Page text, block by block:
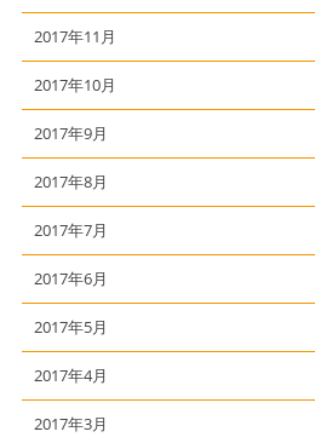
2017年11月
2017年10月
2017年9月
2017年8月
2017年7月
2017年6月
2017年5月
2017年4月
2017年3月